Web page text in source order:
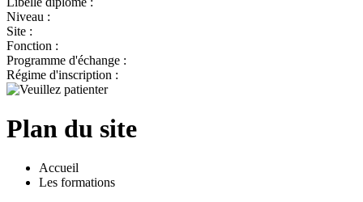
Niveau :
Site :
Fonction :
Programme d'échange :
Régime d'inscription :
Plan du site
Accueil
Les formations